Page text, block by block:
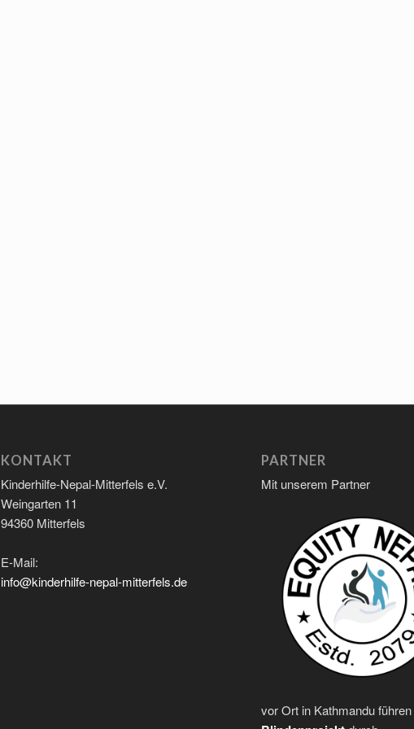
KONTAKT
Kinderhilfe-Nepal-Mitterfels e.V.
Weingarten 11
94360 Mitterfels
E-Mail:
info@kinderhilfe-nepal-mitterfels.de
PARTNER
Mit unserem Partner
vor Ort in Kathmandu